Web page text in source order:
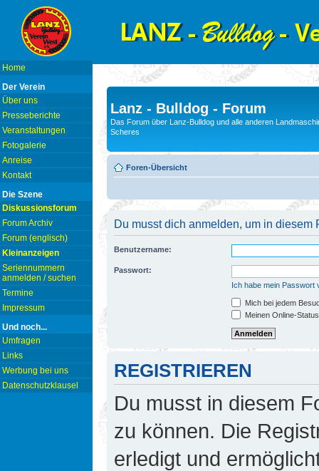
Home
Der Verein
Über uns
Presseberichte
Veranstaltungen
Fotogalerie
Anreise
Kontakt
Die Szene
Diskussionsforum
Forum Archiv
Forum (englisch)
Kleinanzeigen
Seriennummern
anmelden / suchen
Termine
Impressum
Und noch...
Umfragen
Links
Werbung bei uns
Datenschutzklausel
Lanz - Bulldog - Forum
Das Forum über Lanz-Bulldog und alle anderen
Scheres
Foren-Übersicht
Du musst dich anmelden, um in diesem
Benutzername:
Passwort:
Ich habe mein Passwort
Mich bei jedem
Meinen Online-
REGISTRIEREN
Du musst in diesem
zu können. Die
erledigt und